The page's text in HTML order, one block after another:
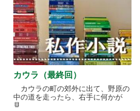
カウラ（最終回）
カウラの町の郊外に出て、野原の
中の道を走ったら、右手に何かが
見.....